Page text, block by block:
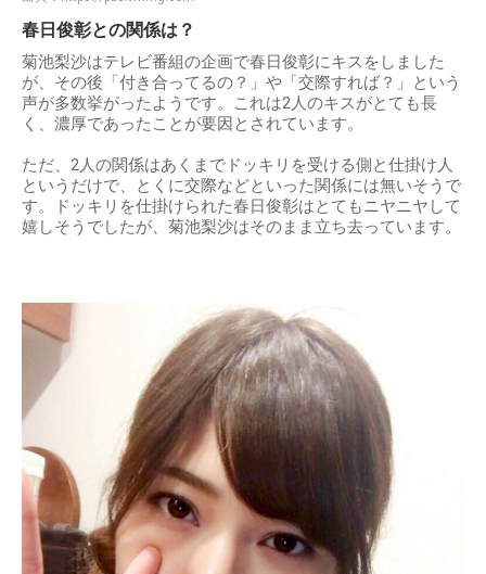
春日俊彰との関係は？
菊池梨沙はテレビ番組の企画で春日俊彰にキスをしました
が、その後「付き合ってるの？」や「交際すれば？」という
声が多数挙がったようです。これは2人のキスがとても長
く、濃厚であったことが要因とされています。
ただ、2人の関係はあくまでドッキリを受ける側と仕掛け人
というだけで、とくに交際などといった関係には無いそうで
す。ドッキリを仕掛けられた春日俊彰はとてもニヤニヤして
嬉しそうでしたが、菊池梨沙はそのまま立ち去っています。